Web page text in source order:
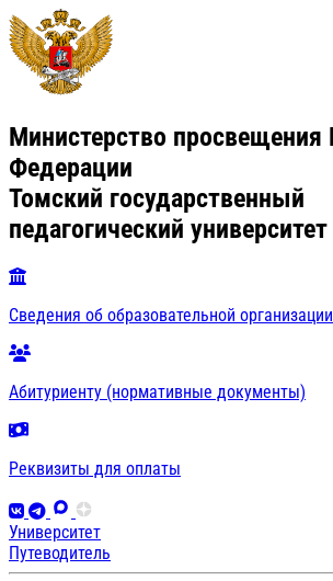
Министерство просвещения
Федерации
Томский государственный
педагогический университет
Сведения об образовательной организации
Абитуриенту (нормативные документы)
Реквизиты для оплаты
Университет
Путеводитель